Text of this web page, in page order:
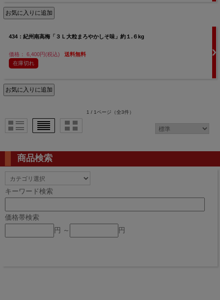
434：紀州南高梅「３Ｌ大粒まろやかしそ味」約１.６kg
価格： 6,400円(税込)
送料無料
在庫切れ
1 / 1ページ （全3件）
商品検索
キーワード検索
価格帯検索
円 ～
円